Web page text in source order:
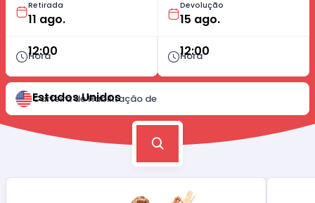
Retirada
Hora
12:00
Devolução
Hora
12:00
Carteira de Habilitação de
Estados Unidos